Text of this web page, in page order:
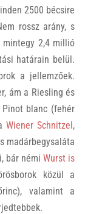
2500 bécsire
rossz arány, s
mintegy 2,4 millió
határain belül.
a jellemzőek.
ám a Riesling és
Pinot blanc (fehér
Wiener Schnitzel,
madárbegysaláta
bár némiWurst is
közül a
valamint a